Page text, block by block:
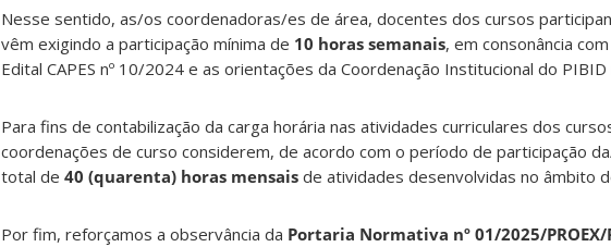
Nesse sentido, as/os coordenadoras/es de área, docentes dos cursos
vêm exigindo a participação mínima de 10 horas semanais, em consonância
Edital CAPES nº 10/2024 e as orientações da Coordenação Institucional do PIBID
Para fins de contabilização da carga horária nas atividades curriculares dos
coordenações de curso considerem, de acordo com o período de participação
total de 40 (quarenta) horas mensais de atividades desenvolvidas no âmbito
Por fim, reforçamos a observância da Portaria Normativa nº 01/2025/